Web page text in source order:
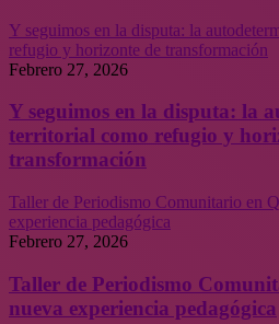
Y seguimos en la disputa: la
refugio y horizonte de transformación
Febrero 27, 2026
Y seguimos en la disputa: la
territorial como refugio y
transformación
Taller de Periodismo Comunitario en
experiencia pedagógica
Febrero 27, 2026
Taller de Periodismo
nueva experiencia pedagógica